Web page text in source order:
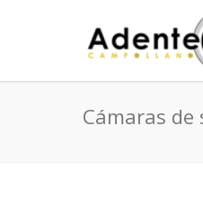
Cámaras de